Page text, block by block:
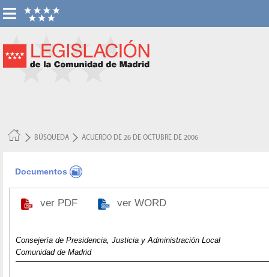
BÚSQUEDA ACUERDO DE 26 DE OCTUBRE DE 2006
Documentos
ver PDF ver WORD
Consejería de Presidencia, Justicia y Administración Local
Comunidad de Madrid